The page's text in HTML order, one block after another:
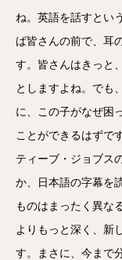
ね。英語を話すとい
ば皆さんの前で、耳
す。皆さんはきっと
としますよね。でも
に、この子がなぜ困
ことができるはずで
ティーブ・ジョブス
か、日本語の字幕を
ものはまったく異な
よりもっと深く、新
す。まさに、今まで